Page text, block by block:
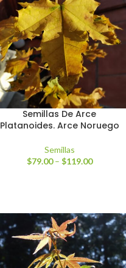
Semillas De Arce
Platanoides. Arce Noruego
Semillas
$79.00 – $119.00